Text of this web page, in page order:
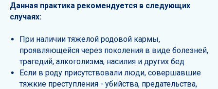
Данная практика рекомендуется в следующих
случаях:
При наличии тяжелой родовой кармы,
проявляющейся через поколения в виде болезней,
трагедий, алкоголизма, насилия и других бед
Если в роду присутствовали люди, совершавшие
тяжкие преступления - убийства, предательства,